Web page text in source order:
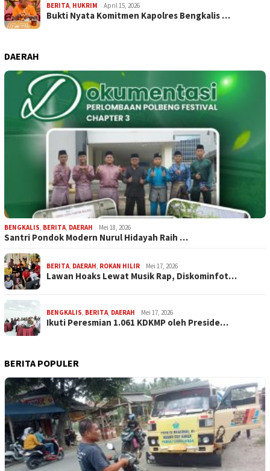
BERITA HUKRIM April 15, 2026
Bukti Nyata Komitmen Kapolres Bengkalis …
DAERAH
BENGKALIS, BERITA, DAERAH Mei 18, 2026
Santri Pondok Modern Nurul Hidayah Raih …
BERITA, DAERAH, ROKAN HILIR Mei 17, 2026
Lawan Hoaks Lewat Musik Rap, Diskominfot…
BENGKALIS, BERITA, DAERAH Mei 17, 2026
Ikuti Peresmian 1.061 KDKMP oleh Preside…
BERITA POPULER